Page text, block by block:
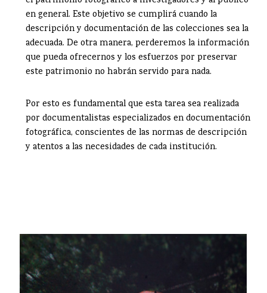
en general. Este objetivo se cumplirá cuando la
descripción y documentación de las colecciones sea la
adecuada. De otra manera, perderemos la información
que pueda ofrecernos y los esfuerzos por preservar
este patrimonio no habrán servido para nada.
Por esto es fundamental que esta tarea sea realizada
por documentalistas especializados en documentación
fotográfica, conscientes de las normas de descripción
y atentos a las necesidades de cada institución.